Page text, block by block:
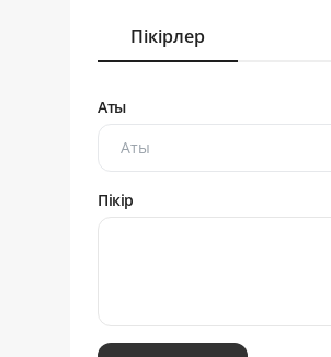
Пікірлер
Аты
Пікір